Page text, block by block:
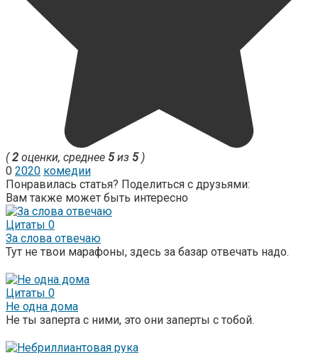
(2 оценки, среднее 5из 5)
0 2020 комедии
Понравилась статья? Поделиться с друзьями:
Вам также может быть интересно
Цитаты 0
За слова отвечаю
Тут не твои марафоны, здесь за базар отвечать надо.
Цитаты 0
Не одна дома
Не ты заперта с ними, это они заперты с тобой.